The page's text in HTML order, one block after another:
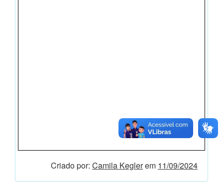
Criado por: Camila Keglerem 11/09/2024